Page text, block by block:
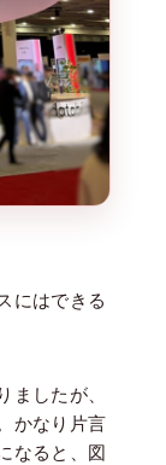
にはできる
したが、
かなり片言
なると、図